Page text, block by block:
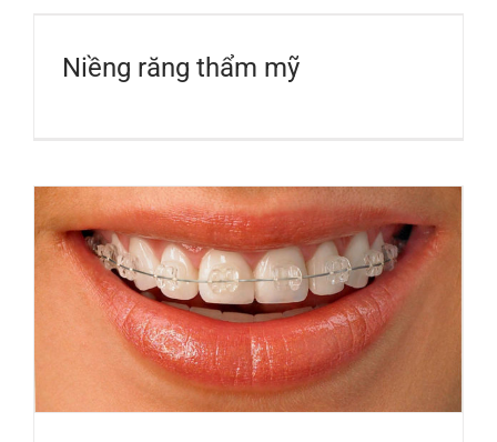
Niềng răng thẩm mỹ